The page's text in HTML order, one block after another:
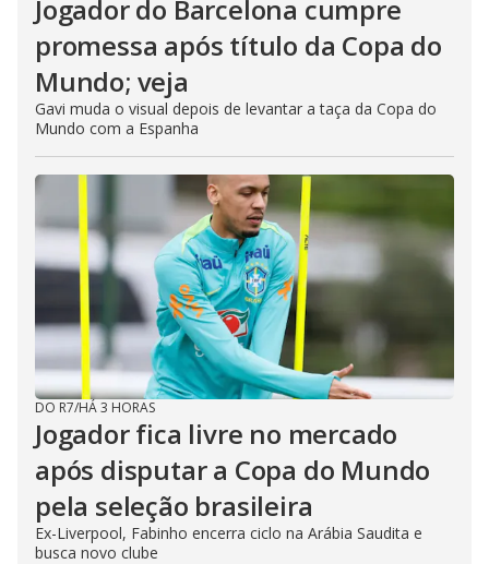
Jogador do Barcelona cumpre
promessa após título da Copa do
Mundo; veja
Gavi muda o visual depois de levantar a taça da Copa do
Mundo com a Espanha
DO R7/HÁ 3 HORAS
Jogador fica livre no mercado
após disputar a Copa do Mundo
pela seleção brasileira
Ex-Liverpool, Fabinho encerra ciclo na Arábia Saudita e
busca novo clube